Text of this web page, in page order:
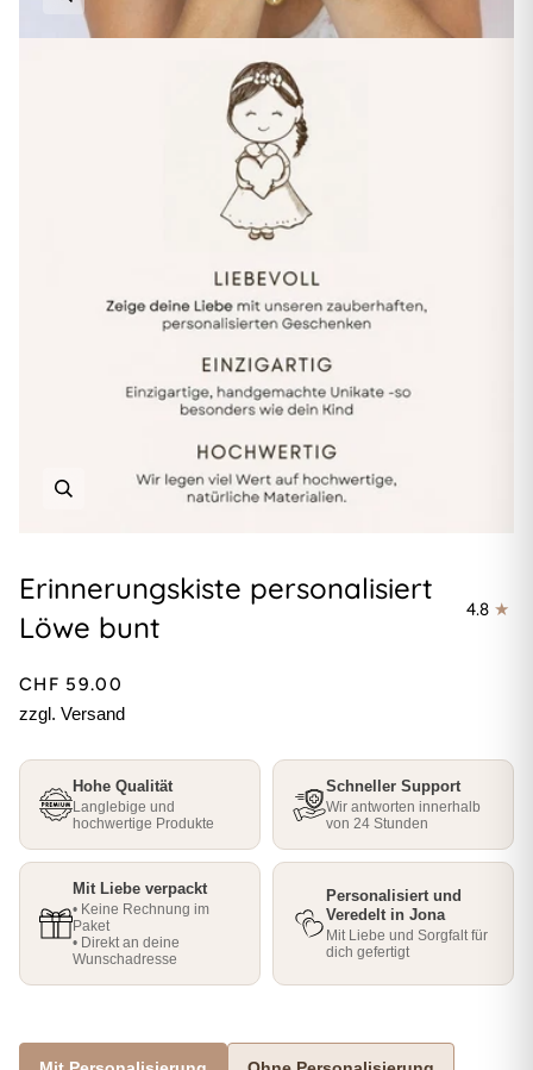
Erinnerungskiste personalisiert
Löwe bunt
4.8
CHF 59.00
zzgl. Versand
Hohe Qualität
Langlebige und
hochwertige Produkte
Schneller Support
Wir antworten innerhalb
von 24 Stunden
Mit Liebe verpackt
• Keine Rechnung im
Paket
• Direkt an deine
Wunschadresse
Personalisiert und
Veredelt in Jona
Mit Liebe und Sorgfalt für
dich gefertigt